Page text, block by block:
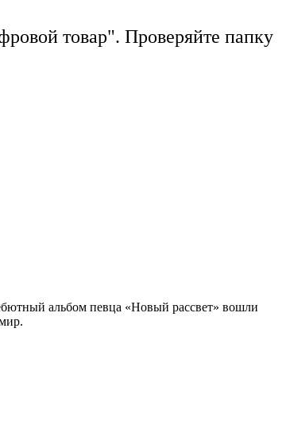
товар". Проверяйте папку
альбом певца «Новый рассвет» вошли